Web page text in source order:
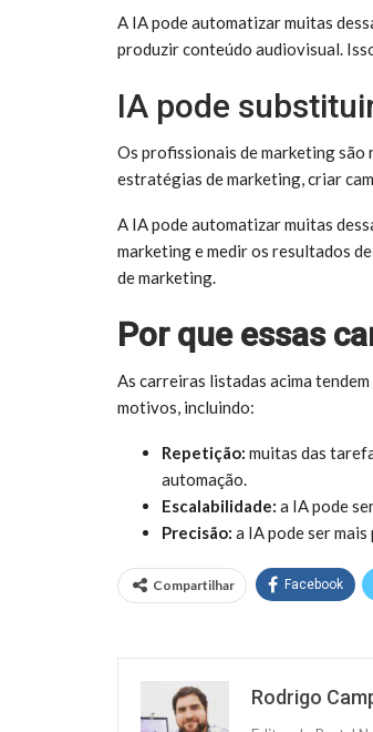
A IA pode automatizar muitas
produzir conteúdo audiovisual.
IA pode
Os profissionais de marketing
estratégias de marketing, criar
A IA pode automatizar muitas
marketing e medir os resultados
de marketing.
Por que essas
As carreiras listadas acima
motivos, incluindo:
Repetição: muitas das
automação.
Escalabilidade: a IA pode
Precisão: a IA pode ser
Compartilhar Facebook
Rodrigo